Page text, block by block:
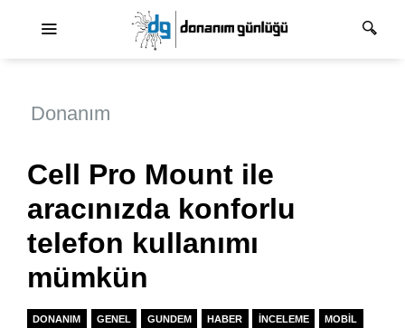
Donanım
Cell Pro Mount ile
aracınızda konforlu
telefon kullanımı
mümkün
DONANIM GENEL GUNDEM HABER İNCELEME MOBIL